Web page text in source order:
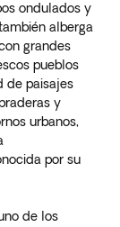
ondulados y
alberga
grandes
pueblos
de paisajes
y
urbanos,
por su
de los